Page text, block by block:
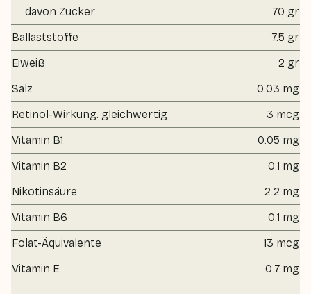
davon Zucker
70 gr
Ballaststoffe
7.5 gr
Eiweiß
2 gr
Salz
0.03 mg
Retinol-Wirkung. gleichwertig
3 mcg
Vitamin B1
0.05 mg
Vitamin B2
0.1 mg
Nikotinsäure
2.2 mg
Vitamin B6
0.1 mg
Folat-Äquivalente
13 mcg
Vitamin E
0.7 mg